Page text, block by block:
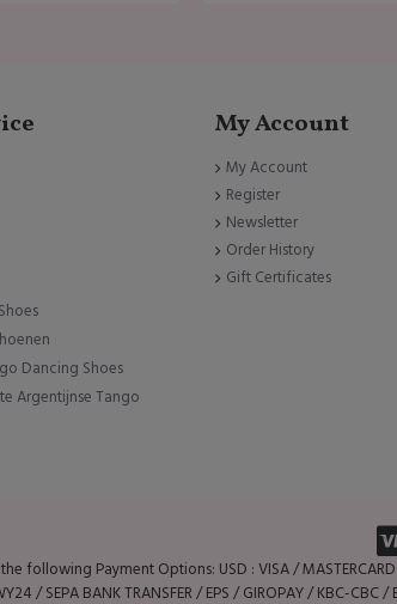
Dancing Shoes
Argentijnse Tango
My Account
My Account
Register
Newsletter
Order History
Gift Certificates
following Payment Options: USD : VISA / MASTERCARD
/ SEPA BANK TRANSFER / EPS / GIROPAY / KBC-